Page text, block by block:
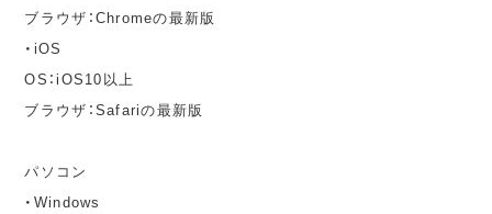
ブラウザ：Chromeの最新版
・iOS
OS：iOS10以上
ブラウザ：Safariの最新版
パソコン
・Windows